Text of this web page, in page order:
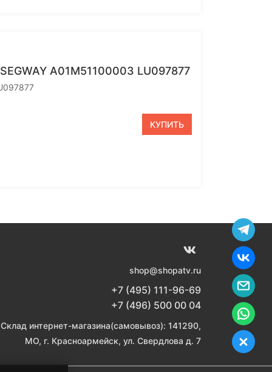
A01M51100003 LU097877
КУПИТЬ
shop@shopatv.ru
+7 (495) 111-96-69
+7 (496) 500 00 04
Склад интернет-магазина(самовывоз): 141290,
МО, г. Красноармейск, ул. Свердлова д. 7